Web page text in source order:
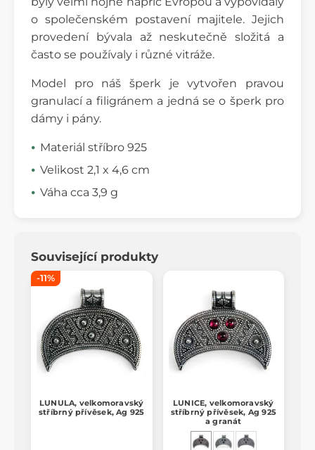
o společenském postavení majitele. Jejich
provedení bývala až neskutečně složitá a
často se používaly i různé vitráže.
Model pro náš šperk je vytvořen pravou
granulací a filigránem a jedná se o šperk pro
dámy i pány.
Materiál stříbro 925
Velikost 2,1 x 4,6 cm
Váha cca 3,9 g
Související produkty
-11%
LUNULA, velkomoravský
stříbrný přívěsek, Ag 925
LUNICE, velkomoravský
stříbrný přívěsek, Ag 925
a granát